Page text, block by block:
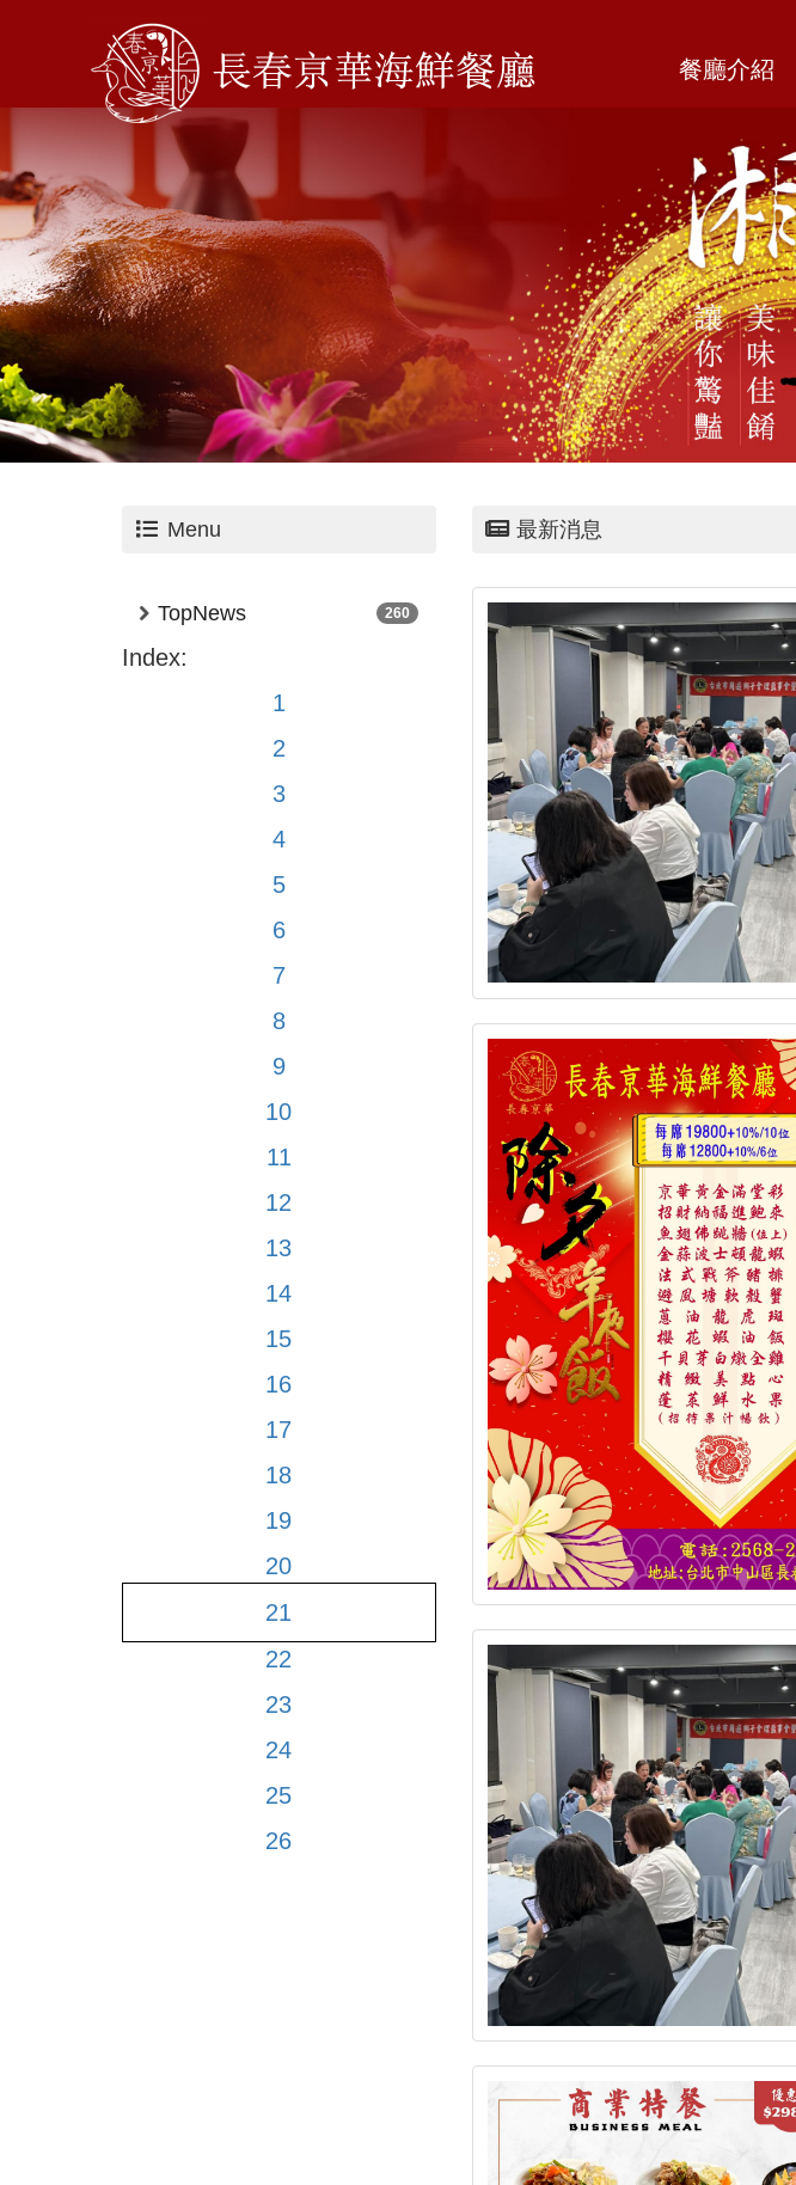
餐廳介紹
Menu
TopNews 260
Index:
1
2
3
4
5
6
7
8
9
10
11
12
13
14
15
16
17
18
19
20
21
22
23
24
25
26
最新消息